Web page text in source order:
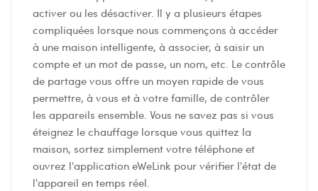
activer ou les désactiver. Il y a plusieurs étapes
compliquées lorsque nous commençons à accéder
à une maison intelligente, à associer, à saisir un
compte et un mot de passe, un nom, etc. Le contrôle
de partage vous offre un moyen rapide de vous
permettre, à vous et à votre famille, de contrôler
les appareils ensemble. Vous ne savez pas si vous
éteignez le chauffage lorsque vous quittez la
maison, sortez simplement votre téléphone et
ouvrez l'application eWeLink pour vérifier l'état de
l'appareil en temps réel.